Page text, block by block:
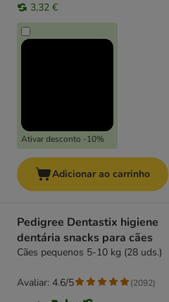
3,32 €
Ativar desconto -10%
Adicionar ao carrinho
Pedigree Dentastix higiene
dentária snacks para cães
Cães pequenos 5-10 kg (28 uds.)
Avaliar: 4.6/5 (2092)